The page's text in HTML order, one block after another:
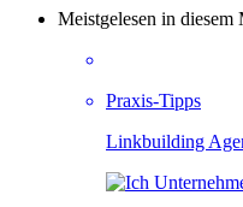
Meistgelesen in diesem
Praxis-Tipps
Linkbuilding